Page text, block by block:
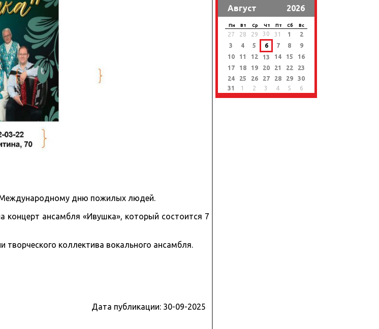
Международному дню пожилых людей.
концерт ансамбля «Ивушка», который состоится 7
коллектива вокального ансамбля.
Дата публикации: 30-09-2025
Август 2026
Пн Вт Ср Чт Пт Сб Вс
27 28 29 30 31 1
2
3
4 5 6 7 8
9
10
11 12 13 14 15
16
17
18 19 20 21 22
23
24
25 26 27 28 29
30
31
1 2 3 4 5 6